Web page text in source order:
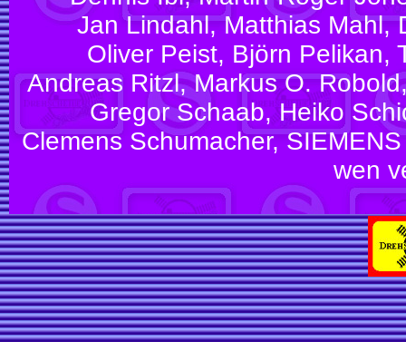
Jan Lindahl, Matthias Mahl,
Oliver Peist, Björn Pelikan,
Andreas Ritzl, Markus O.
Gregor Schaab, Heiko
Clemens Schumacher,
wen